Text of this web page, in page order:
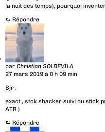
la nuit des temps), pourquoi
⮑ Répondre
parChristian SOLDEVILA
27 mars 2019 à 0 h 09 min
Bjr ,
exact , stck shacker suivi du stick
ATR )
⮑ Répondre